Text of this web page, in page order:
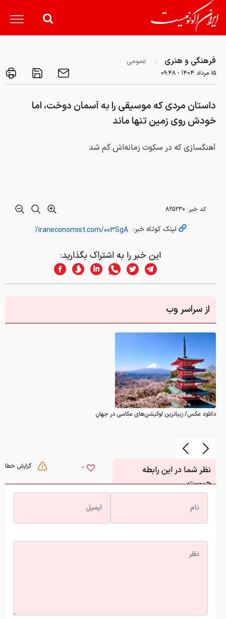
فرهنگی و هنری عمومی
۱۵ مرداد ۱۴۰۴ - ۰۹:۴۸
داستان مردی که موسیقی را به آسمان دوخت، اما
خودش روی زمین تنها ماند
آهنگسازی که در سکوت زمانه‌اش گم شد
کد خبر: ۸۲۵۲۳۰
لینک کوتاه خبر:
این خبر را به اشتراک بگذارید:
از سراسر وب
دانلود عکس/ زیباترین لوکیشن‌های عکاسی در جهان
گزارش خطا 0
نظر شما در این رابطه
چیست